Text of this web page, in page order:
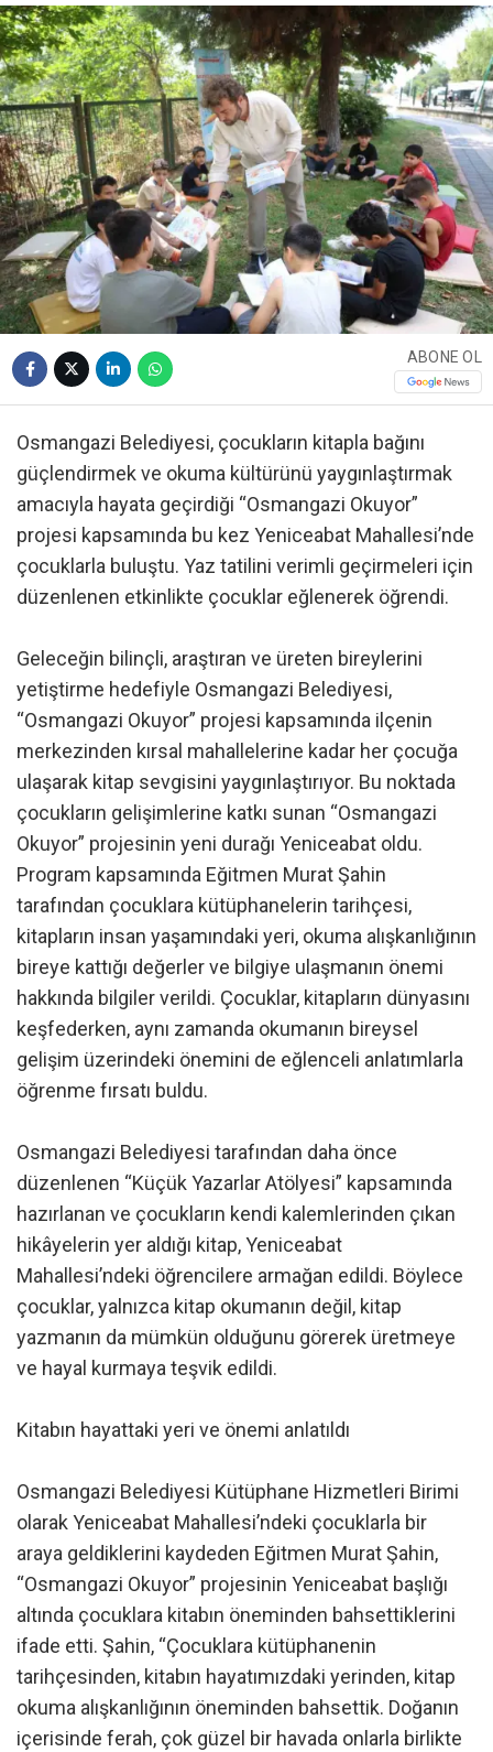
ABONE OL
Osmangazi Belediyesi, çocukların kitapla bağını
güçlendirmek ve okuma kültürünü yaygınlaştırmak
amacıyla hayata geçirdiği “Osmangazi Okuyor”
projesi kapsamında bu kez Yeniceabat Mahallesi’nde
çocuklarla buluştu. Yaz tatilini verimli geçirmeleri için
düzenlenen etkinlikte çocuklar eğlenerek öğrendi.
Geleceğin bilinçli, araştıran ve üreten bireylerini
yetiştirme hedefiyle Osmangazi Belediyesi,
“Osmangazi Okuyor” projesi kapsamında ilçenin
merkezinden kırsal mahallelerine kadar her çocuğa
ulaşarak kitap sevgisini yaygınlaştırıyor. Bu noktada
çocukların gelişimlerine katkı sunan “Osmangazi
Okuyor” projesinin yeni durağı Yeniceabat oldu.
Program kapsamında Eğitmen Murat Şahin
tarafından çocuklara kütüphanelerin tarihçesi,
kitapların insan yaşamındaki yeri, okuma alışkanlığının
bireye kattığı değerler ve bilgiye ulaşmanın önemi
hakkında bilgiler verildi. Çocuklar, kitapların dünyasını
keşfederken, aynı zamanda okumanın bireysel
gelişim üzerindeki önemini de eğlenceli anlatımlarla
öğrenme fırsatı buldu.
Osmangazi Belediyesi tarafından daha önce
düzenlenen “Küçük Yazarlar Atölyesi” kapsamında
hazırlanan ve çocukların kendi kalemlerinden çıkan
hikâyelerin yer aldığı kitap, Yeniceabat
Mahallesi’ndeki öğrencilere armağan edildi. Böylece
çocuklar, yalnızca kitap okumanın değil, kitap
yazmanın da mümkün olduğunu görerek üretmeye
ve hayal kurmaya teşvik edildi.
Kitabın hayattaki yeri ve önemi anlatıldı
Osmangazi Belediyesi Kütüphane Hizmetleri Birimi
olarak Yeniceabat Mahallesi’ndeki çocuklarla bir
araya geldiklerini kaydeden Eğitmen Murat Şahin,
“Osmangazi Okuyor” projesinin Yeniceabat başlığı
altında çocuklara kitabın öneminden bahsettiklerini
ifade etti. Şahin, “Çocuklara kütüphanenin
tarihçesinden, kitabın hayatımızdaki yerinden, kitap
okuma alışkanlığının öneminden bahsettik. Doğanın
içerisinde ferah, çok güzel bir havada onlarla birlikte